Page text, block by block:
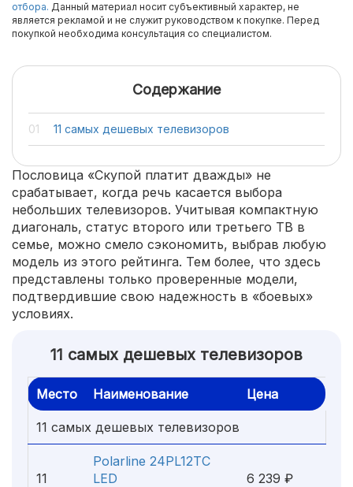
отбора. Данный материал носит субъективный характер, не
является рекламой и не служит руководством к покупке. Перед
покупкой необходима консультация со специалистом.
Содержание
11 самых дешевых телевизоров
Пословица «Скупой платит дважды» не
срабатывает, когда речь касается выбора
небольших телевизоров. Учитывая компактную
диагональ, статус второго или третьего ТВ в
семье, можно смело сэкономить, выбрав любую
модель из этого рейтинга. Тем более, что здесь
представлены только проверенные модели,
подтвердившие свою надежность в «боевых»
условиях.
11 самых дешевых телевизоров
Место Наименование Цена
11 самых дешевых телевизоров
11
Polarline 24PL12TC
LED
6 239 ₽